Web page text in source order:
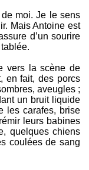
de moi. Je le sens
Mais Antoine est
d’un sourire
vers la scène de
en fait, des porcs
aveugles ;
un bruit liquide
les carafes, brise
leurs babines
quelques chiens
coulées de sang